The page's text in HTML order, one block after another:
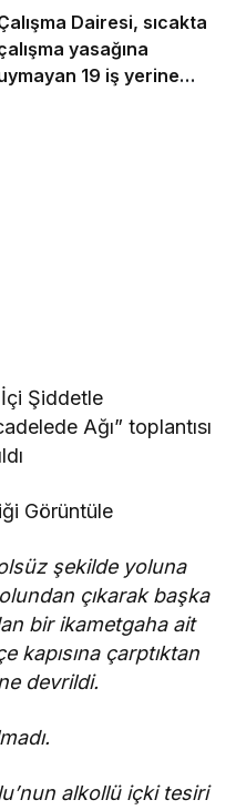
Dairesi, sıcakta
yasağına
19 iş yerine
İçi Şiddetle
Ağı” toplantısı
Görüntüle
şekilde yoluna
çıkarak başka
bir ikametgaha ait
kapısına çarptıktan
devrildi.
alkollü içki tesiri